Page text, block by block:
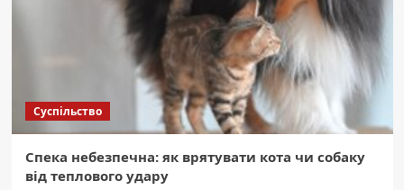
Суспільство
Спека небезпечна: як врятувати кота чи собаку
від теплового удару